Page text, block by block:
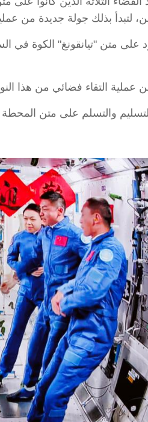
لتبدأ بذلك جولة جديدة من
عملية التقاء فضائي من هذا
والتسلم على متن المحطة